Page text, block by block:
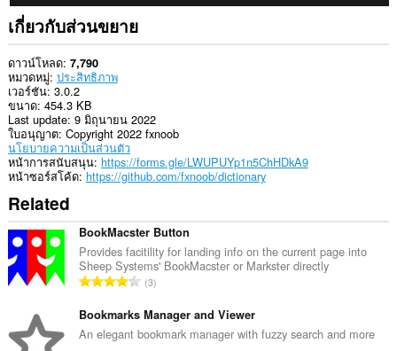
เกี่ยวกับส่วนขยาย
ดาวน์โหลด 7,790
หมวดหมู่ ประสิทธิภาพ
เวอร์ชัน 3.0.2
ขนาด 454.3 KB
Last update 9 มิถุนายน 2022
ใบอนุญาต Copyright 2022 fxnoob
นโยบายความเป็นส่วนตัว
หน้าการสนับสนุน https://forms.gle/LWUPUYp1n5ChHDkA9
หน้าซอร์สโค้ด https://github.com/fxnoob/dictionary
Related
BookMacster Button
Provides facitility for landing info on the current page into
Sheep Systems' BookMacster or Markster directly
จำ
ว
น
3
Bookmarks Manager and Viewer
An elegant bookmark manager with fuzzy search and more